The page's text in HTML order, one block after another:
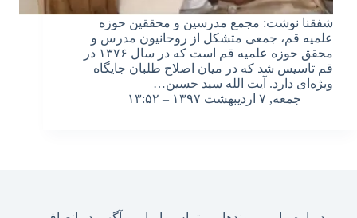
شفقنا نوشت: مجمع مدرسین و محققین حوزه
علمیه قم، جمعی متشکل از روحانیون مدرس و
محقق حوزه علمیه قم است که در سال ۱۳۷۶ در
قم تاسیس شد که در میان اصلاح طلبان جایگاه
ویژه‌ای دارد. آیت الله سید حسین…
جمعه, ۷ اردیبهشت ۱۳۹۷ – ۱۳:۵۲